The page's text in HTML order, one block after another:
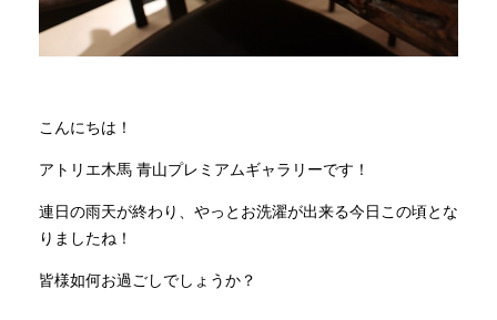
イベント
新入荷情報
こんにちは！
アトリエ木馬 青山プレミアムギャラリーです！
連日の雨天が終わり、やっとお洗濯が出来る今日この頃とな
りましたね！
皆様如何お過ごしでしょうか？